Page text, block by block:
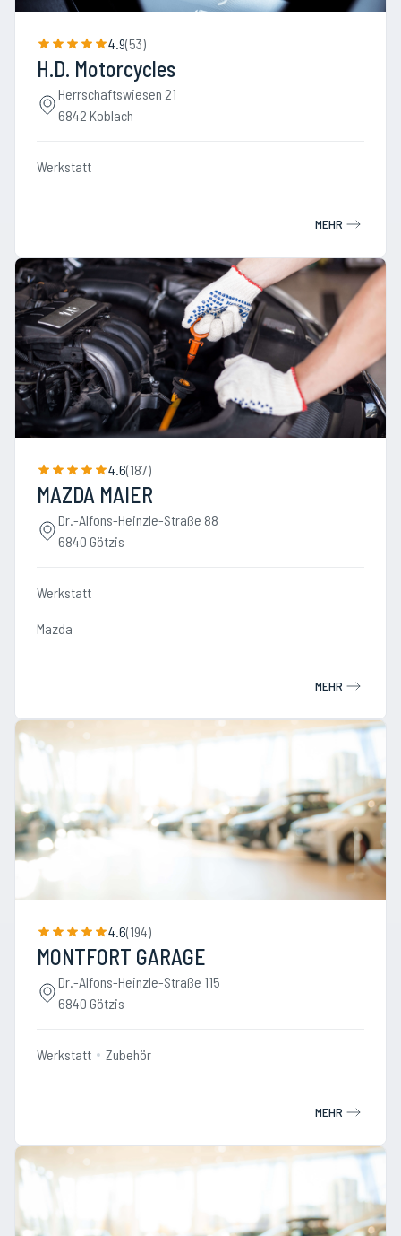
4.9(53)
H.D. Motorcycles
Herrschaftswiesen 21
6842 Koblach
Werkstatt
MEHR
4.6(187)
MAZDA MAIER
Dr.-Alfons-Heinzle-Straße 88
6840 Götzis
Werkstatt
Mazda
MEHR
4.6(194)
MONTFORT GARAGE
Dr.-Alfons-Heinzle-Straße 115
6840 Götzis
Werkstatt Zubehör
MEHR